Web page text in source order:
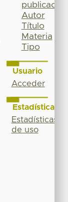
publicación
Autor
Título
Materia
Tipo
Usuario
Acceder
Estadísticas
Estadísticas
de uso